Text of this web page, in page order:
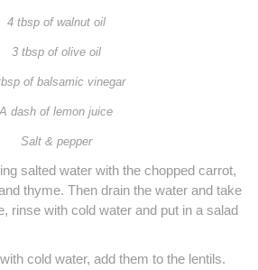
4 tbsp of walnut oil
3 tbsp of olive oil
of balsamic vinegar
A dash of lemon juice
Salt & pepper
salted water with the chopped carrot,
thyme. Then drain the water and take
rinse with cold water and put in a salad
cold water, add them to the lentils.